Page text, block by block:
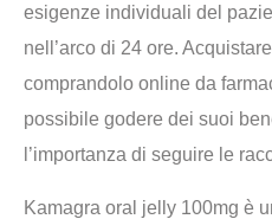
esigenze individuali del
nell’arco di 24 ore.
comprandolo online da
possibile godere dei suoi
l’importanza di seguire le
Kamagra oral jelly 100mg è